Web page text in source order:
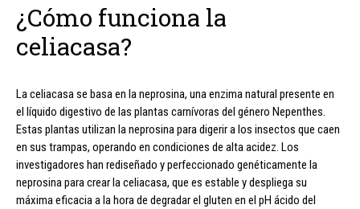
¿Cómo funciona la
celiacasa?
La celiacasa se basa en la neprosina, una enzima natural presente en
el líquido digestivo de las plantas carnívoras del género Nepenthes.
Estas plantas utilizan la neprosina para digerir a los insectos que caen
en sus trampas, operando en condiciones de alta acidez. Los
investigadores han rediseñado y perfeccionado genéticamente la
neprosina para crear la celiacasa, que es estable y despliega su
máxima eficacia a la hora de degradar el gluten en el pH ácido del